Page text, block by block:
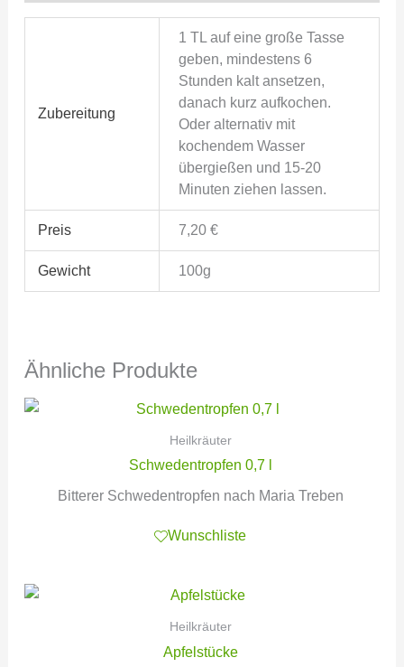
Zubereitung
1 TL auf eine große Tasse
geben, mindestens 6
Stunden kalt ansetzen,
danach kurz aufkochen.
Oder alternativ mit
kochendem Wasser
übergießen und 15-20
Minuten ziehen lassen.
Preis 7,20 €
Gewicht 100g
Ähnliche Produkte
Heilkräuter
Schwedentropfen 0,7 l
Bitterer Schwedentropfen nach Maria Treben
Wunschliste
Heilkräuter
Apfelstücke